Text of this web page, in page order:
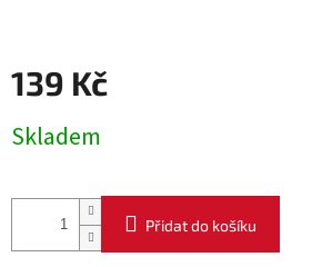
139 Kč
cena:
Skladem
Přidat do košíku